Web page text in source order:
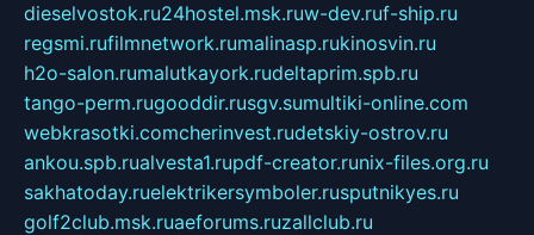
dieselvostok.ru24hostel.msk.ruw-dev.ruf-ship.ru
regsmi.rufilmnetwork.rumalinasp.rukinosvin.ru
h2o-salon.rumalutkayork.rudeltaprim.spb.ru
tango-perm.rugooddir.rusgv.sumultiki-online.com
webkrasotki.comcherinvest.rudetskiy-ostrov.ru
ankou.spb.rualvesta1.rupdf-creator.runix-files.org.ru
sakhatoday.ruelektrikersymboler.rusputnikyes.ru
golf2club.msk.ruaeforums.ruzallclub.ru